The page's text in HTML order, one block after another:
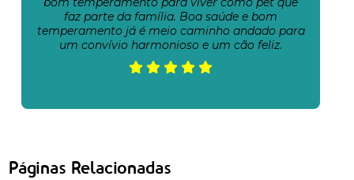
faz parte da família. Boa saúde e bom
temperamento já é meio caminho andado para
um convívio harmonioso e um cão feliz.
Páginas Relacionadas